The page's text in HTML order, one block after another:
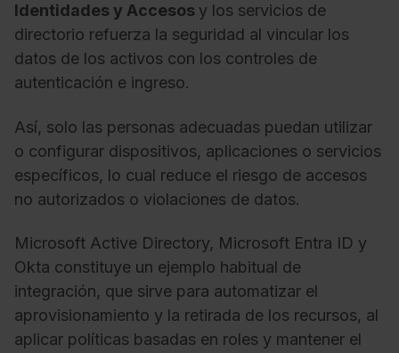
Identidades y Accesos y los servicios de
directorio refuerza la seguridad al vincular los
datos de los activos con los controles de
autenticación e ingreso.
Así, solo las personas adecuadas puedan utilizar
o configurar dispositivos, aplicaciones o servicios
específicos, lo cual reduce el riesgo de accesos
no autorizados o violaciones de datos.
Microsoft Active Directory, Microsoft Entra ID y
Okta constituye un ejemplo habitual de
integración, que sirve para automatizar el
aprovisionamiento y la retirada de los recursos, al
aplicar políticas basadas en roles y mantener el